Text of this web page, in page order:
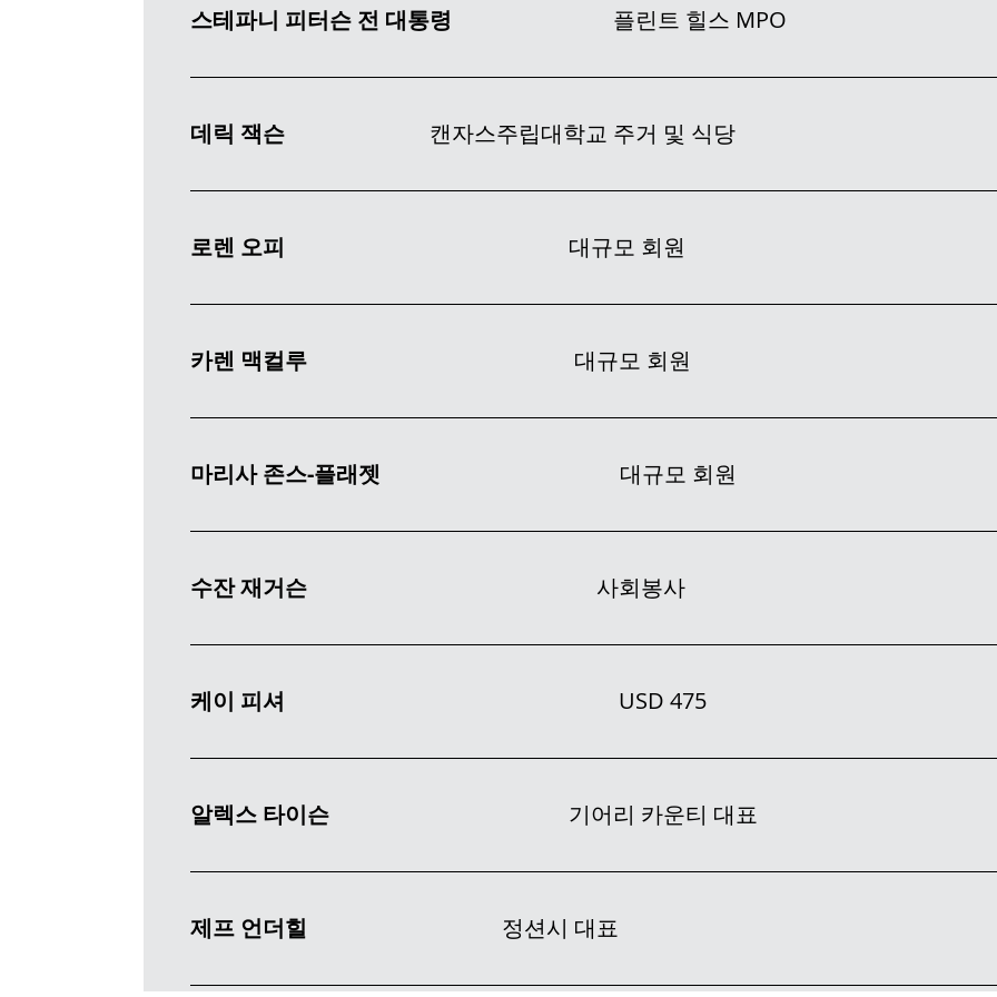
스테파니 피터슨 전 대통령 플린트 힐스 MPO
데릭 잭슨캔자스주립대학교 주거 및 식당
로렌 오피 대규모 회원
카렌 맥컬루 대규모 회원
마리사 존스-플래젯 대규모 회원
수잔 재거슨 사회봉사
케이 피셔 USD 475
알렉스 타이슨 기어리 카운티 대표
제프 언더힐 정션시 대표